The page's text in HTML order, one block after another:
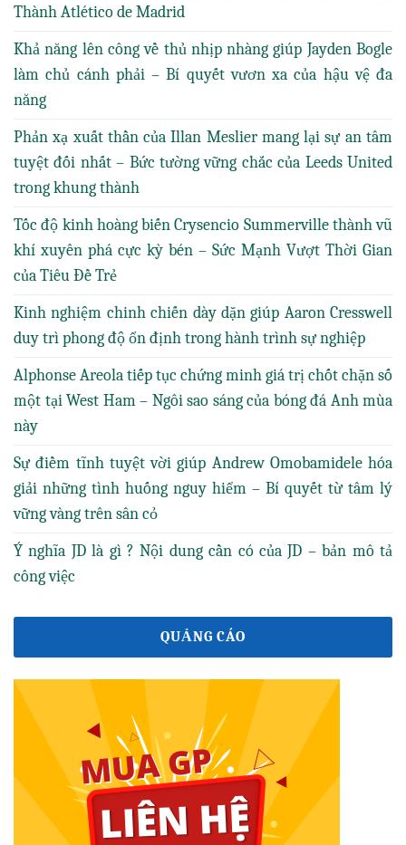
Thành Atlético de Madrid
Khả năng lên công về thủ nhịp nhàng giúp Jayden Bogle
làm chủ cánh phải – Bí quyết vươn xa của hậu vệ đa
năng
Phản xạ xuất thần của Illan Meslier mang lại sự an tâm
tuyệt đối nhất – Bức tường vững chắc của Leeds United
trong khung thành
Tốc độ kinh hoàng biến Crysencio Summerville thành vũ
khí xuyên phá cực kỳ bén – Sức Mạnh Vượt Thời Gian
của Tiêu Đề Trẻ
Kinh nghiệm chinh chiến dày dặn giúp Aaron Cresswell
duy trì phong độ ổn định trong hành trình sự nghiệp
Alphonse Areola tiếp tục chứng minh giá trị chốt chặn số
một tại West Ham – Ngôi sao sáng của bóng đá Anh mùa
này
Sự điềm tĩnh tuyệt vời giúp Andrew Omobamidele hóa
giải những tình huống nguy hiểm – Bí quyết từ tâm lý
vững vàng trên sân cỏ
Ý nghĩa JD là gì ? Nội dung cần có của JD – bản mô tả
công việc
QUẢNG CÁO